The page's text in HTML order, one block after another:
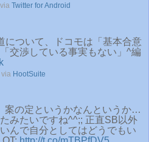
via Twitter for Android
について、ドコモは「基本合意
交渉している事実もない」^編
via HootSuite
案の定というかなんというか…
みたいですね^^;; 正直SB以外
んで自分としてはどうでもい